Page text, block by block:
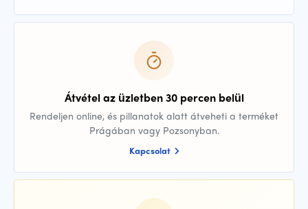
Átvétel az üzletben 30 percen belül
Rendeljen online, és pillanatok alatt átveheti a terméket
Prágában vagy Pozsonyban.
Kapcsolat